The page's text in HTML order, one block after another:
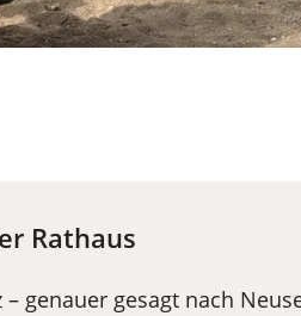
Rathaus
genauer gesagt nach